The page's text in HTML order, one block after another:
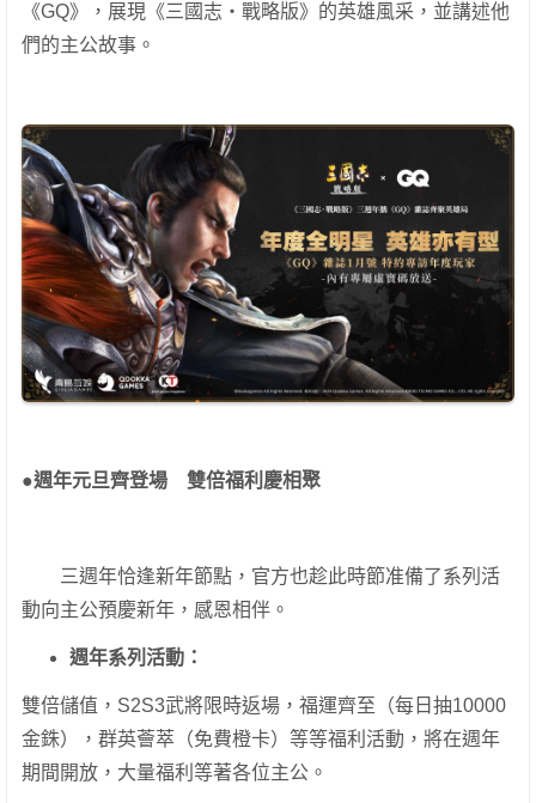
《GQ》，展現《三國志・戰略版》的英雄風采，並講述他
們的主公故事。
●週年元旦齊登場 雙倍福利慶相聚
三週年恰逢新年節點，官方也趁此時節准備了系列活
動向主公預慶新年，感恩相伴。
週年系列活動：
雙倍儲值，S2S3武將限時返場，福運齊至（每日抽10000
金銖），群英薈萃（免費橙卡）等等福利活動，將在週年
期間開放，大量福利等著各位主公。